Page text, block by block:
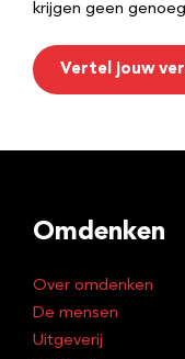
krijgen geen
Vertel jouw
Omdenken
Over omdenken
De mensen
Uitgeverij